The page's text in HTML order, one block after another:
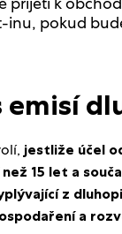
inu, pokud
emisí
jestliže účel
15 let a
z
a